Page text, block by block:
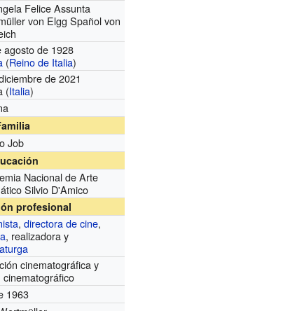
Felice Assunta
von Elgg Spañol von
agosto de 1928
(Reino de Italia)
de 2021
(Italia)
Job
Nacional de Arte
Silvio D'Amico
profesional
,directora de cine,
, realizadora y
cinematográfica y
cinematográfico
1963